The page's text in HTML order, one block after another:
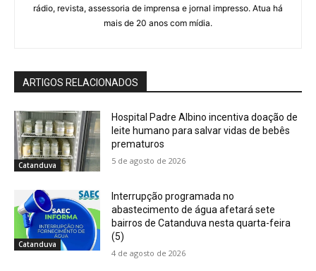
rádio, revista, assessoria de imprensa e jornal impresso. Atua há
mais de 20 anos com mídia.
ARTIGOS RELACIONADOS
Catanduva
Hospital Padre Albino incentiva doação de
leite humano para salvar vidas de bebês
prematuros
5 de agosto de 2026
Catanduva
Interrupção programada no
abastecimento de água afetará sete
bairros de Catanduva nesta quarta-feira
(5)
4 de agosto de 2026